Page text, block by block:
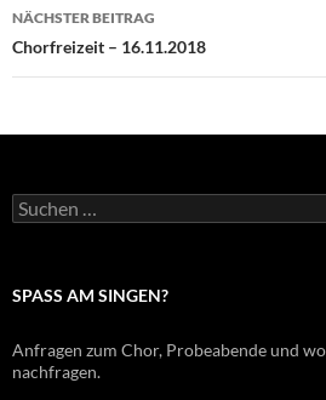
NÄCHSTER BEITRAG
Chorfreizeit – 16.11.2018
Suche
nach:
SPASS AM SINGEN?
Anfragen zum Chor, Probeabende und
nachfragen.